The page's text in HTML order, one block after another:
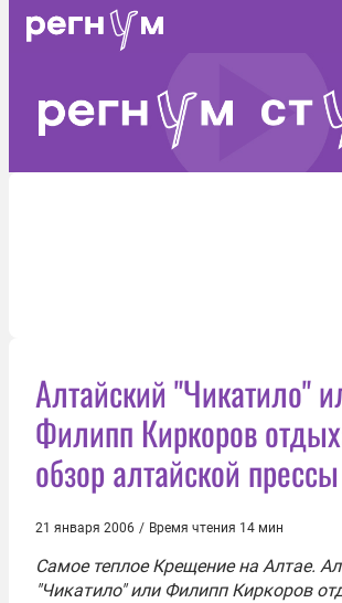
Алтайский "Чикатило"
Филипп Киркоров
обзор алтайской прессы
21 января 2006 / Время чтения 14 мин
Самое теплое Крещение на Алтае.
"Чикатило" или Филипп Киркоров